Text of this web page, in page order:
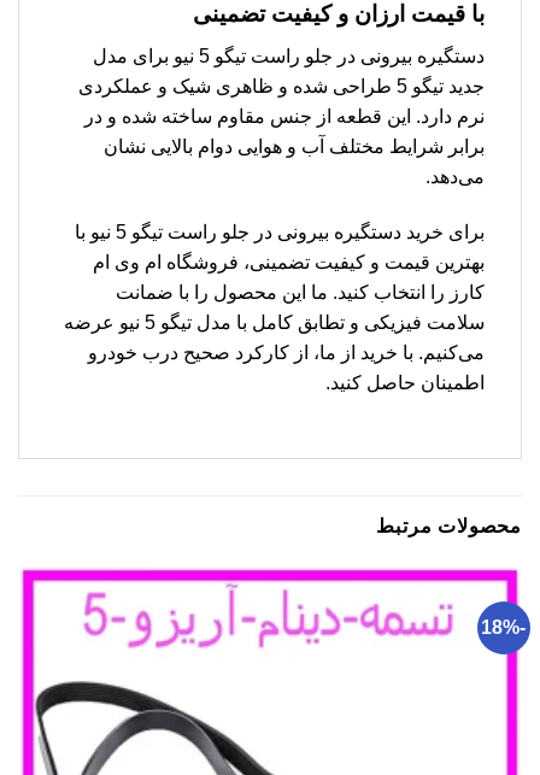
با قیمت ارزان و کیفیت تضمینی
دستگیره بیرونی در جلو راست تیگو 5 نیو برای مدل
جدید تیگو 5 طراحی شده و ظاهری شیک و عملکردی
نرم دارد. این قطعه از جنس مقاوم ساخته شده و در
برابر شرایط مختلف آب و هوایی دوام بالایی نشان
می‌دهد.
برای خرید دستگیره بیرونی در جلو راست تیگو 5 نیو با
بهترین قیمت و کیفیت تضمینی، فروشگاه ام وی ام
کارز را انتخاب کنید. ما این محصول را با ضمانت
سلامت فیزیکی و تطابق کامل با مدل تیگو 5 نیو عرضه
می‌کنیم. با خرید از ما، از کارکرد صحیح درب خودرو
اطمینان حاصل کنید.
محصولات مرتبط
-18%